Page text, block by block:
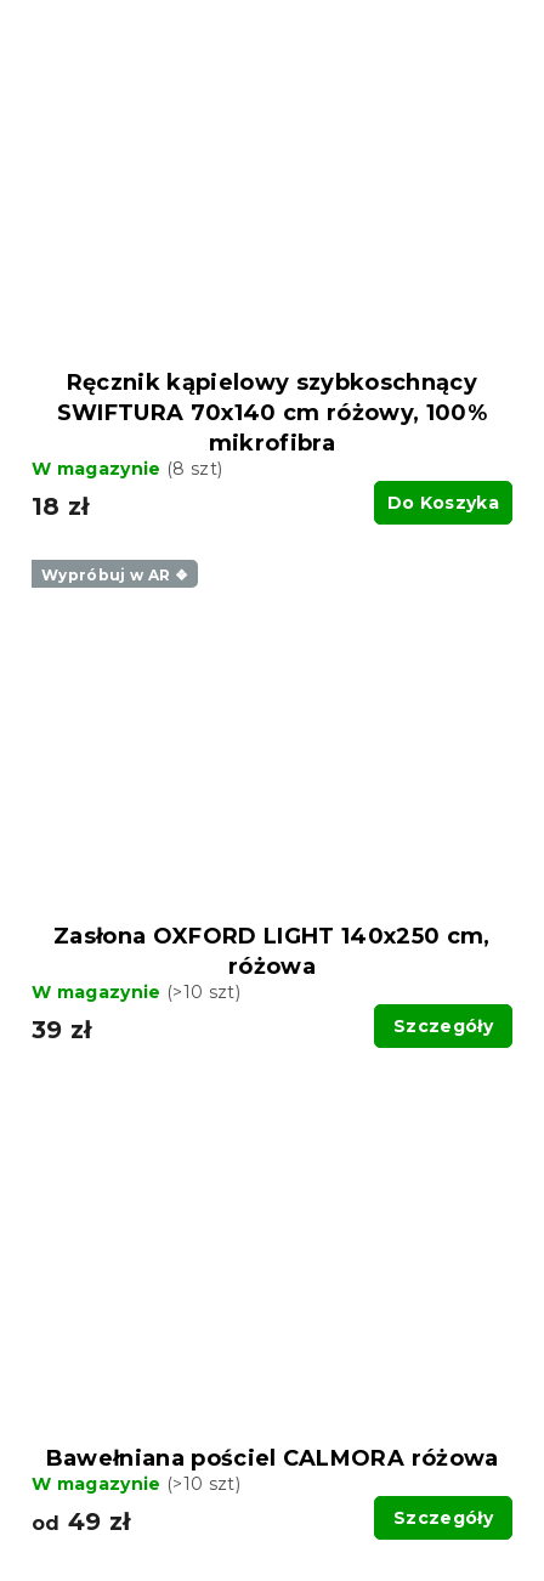
Ręcznik kąpielowy szybkoschnący
SWIFTURA 70x140 cm różowy, 100%
mikrofibra
W magazynie (8 szt)
18 zł Do Koszyka
Wypróbuj w AR ❖
Zasłona OXFORD LIGHT 140x250 cm,
różowa
W magazynie (>10 szt)
39 zł Szczegóły
Bawełniana pościel CALMORA różowa
W magazynie (>10 szt)
od 49 zł Szczegóły